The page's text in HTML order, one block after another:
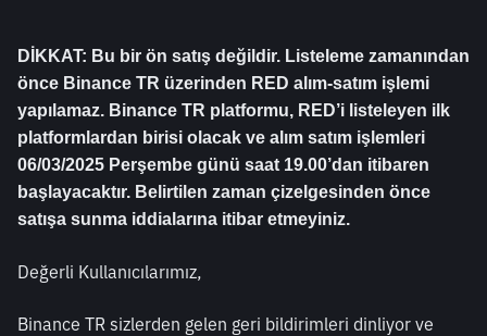
DİKKAT: Bu bir ön satış değildir. Listeleme zamanından
önce Binance TR üzerinden RED alım-satım işlemi
yapılamaz. Binance TR platformu, RED’i listeleyen ilk
platformlardan birisi olacak ve alım satım işlemleri
06/03/2025 Perşembe günü saat 19.00’dan itibaren
başlayacaktır. Belirtilen zaman çizelgesinden önce
satışa sunma iddialarına itibar etmeyiniz.
Değerli Kullanıcılarımız,
Binance TR sizlerden gelen geri bildirimleri dinliyor ve